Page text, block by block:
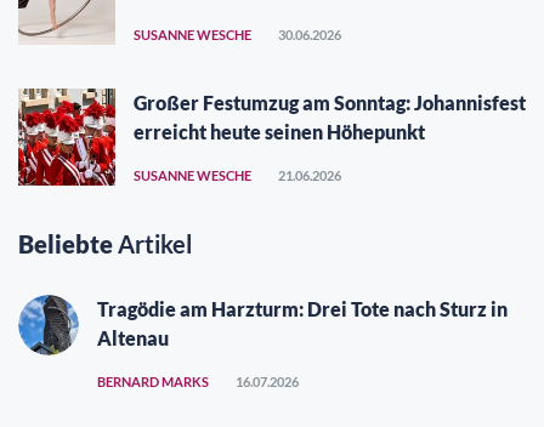
SUSANNE WESCHE 30.06.2026
Großer Festumzug am Sonntag: Johannisfest
erreicht heute seinen Höhepunkt
SUSANNE WESCHE 21.06.2026
Beliebte Artikel
Tragödie am Harzturm: Drei Tote nach Sturz in
Altenau
BERNARD MARKS 16.07.2026